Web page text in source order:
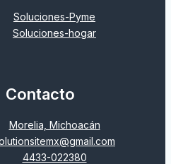
Soluciones-Pyme
Soluciones-hogar
Contacto
Morelia, Michoacán
4433-022380